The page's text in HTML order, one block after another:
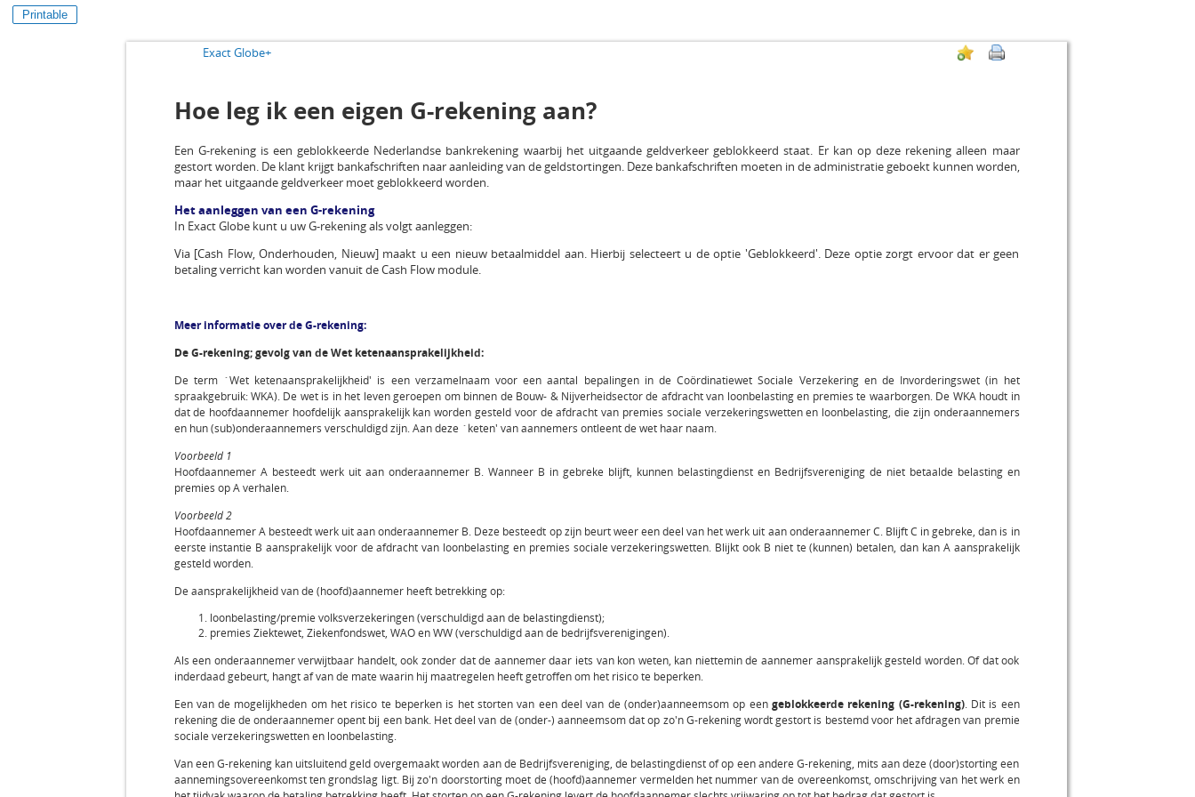
Printable
Exact Globe+
Hoe leg ik een eigen G-rekening aan?
Een G-rekening is een geblokkeerde Nederlandse bankrekening waarbij het uitgaande geldverkeer geblokkeerd staat. Er kan op deze rekening alleen maar
gestort worden. De klant krijgt bankafschriften naar aanleiding van de geldstortingen. Deze bankafschriften moeten in de administratie geboekt kunnen worden,
maar het uitgaande geldverkeer moet geblokkeerd worden.
Het aanleggen van een G-rekening
In Exact Globe kunt u uw G-rekening als volgt aanleggen:
Via [Cash Flow, Onderhouden, Nieuw] maakt u een nieuw betaalmiddel aan. Hierbij selecteert u de optie 'Geblokkeerd'. Deze optie zorgt ervoor dat er geen
betaling verricht kan worden vanuit de Cash Flow module.
Meer informatie over de G-rekening:
De G-rekening; gevolg van de Wet ketenaansprakelijkheid:
De term `Wet ketenaansprakelijkheid' is een verzamelnaam voor een aantal bepalingen in de Coördinatiewet Sociale Verzekering en de Invorderingswet (in het
spraakgebruik: WKA). De wet is in het leven geroepen om binnen de Bouw- & Nijverheidsector de afdracht van loonbelasting en premies te waarborgen. De WKA houdt in
dat de hoofdaannemer hoofdelijk aansprakelijk kan worden gesteld voor de afdracht van premies sociale verzekeringswetten en loonbelasting, die zijn onderaannemers
en hun (sub)onderaannemers verschuldigd zijn. Aan deze `keten' van aannemers ontleent de wet haar naam.
Voorbeeld 1
Hoofdaannemer A besteedt werk uit aan onderaannemer B. Wanneer B in gebreke blijft, kunnen belastingdienst en Bedrijfsvereniging de niet betaalde belasting en
premies op A verhalen.
Voorbeeld 2
Hoofdaannemer A besteedt werk uit aan onderaannemer B. Deze besteedt op zijn beurt weer een deel van het werk uit aan onderaannemer C. Blijft C in gebreke, dan is in
eerste instantie B aansprakelijk voor de afdracht van loonbelasting en premies sociale verzekeringswetten. Blijkt ook B niet te (kunnen) betalen, dan kan A aansprakelijk
gesteld worden.
De aansprakelijkheid van de (hoofd)aannemer heeft betrekking op:
loonbelasting/premie volksverzekeringen (verschuldigd aan de belastingdienst);
premies Ziektewet, Ziekenfondswet, WAO en WW (verschuldigd aan de bedrijfsverenigingen).
Als een onderaannemer verwijtbaar handelt, ook zonder dat de aannemer daar iets van kon weten, kan niettemin de aannemer aansprakelijk gesteld worden. Of dat ook
inderdaad gebeurt, hangt af van de mate waarin hij maatregelen heeft getroffen om het risico te beperken.
Een van de mogelijkheden om het risico te beperken is het storten van een deel van de (onder)aanneemsom op een geblokkeerde rekening (G-rekening). Dit is een
rekening die de onderaannemer opent bij een bank. Het deel van de (onder-) aanneemsom dat op zo'n G-rekening wordt gestort is bestemd voor het afdragen van premie
sociale verzekeringswetten en loonbelasting.
Van een G-rekening kan uitsluitend geld overgemaakt worden aan de Bedrijfsvereniging, de belastingdienst of op een andere G-rekening, mits aan deze (door)storting een
aannemingsovereenkomst ten grondslag ligt. Bij zo'n doorstorting moet de (hoofd)aannemer vermelden het nummer van de overeenkomst, omschrijving van het werk en